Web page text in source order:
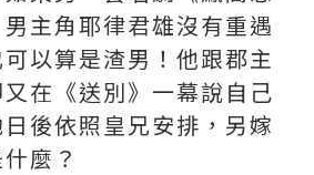
主角耶律君雄沒有重遇
以算是渣男！他跟郡主
在《送別》一幕說自己
後依照皇兄安排，另嫁
麼？